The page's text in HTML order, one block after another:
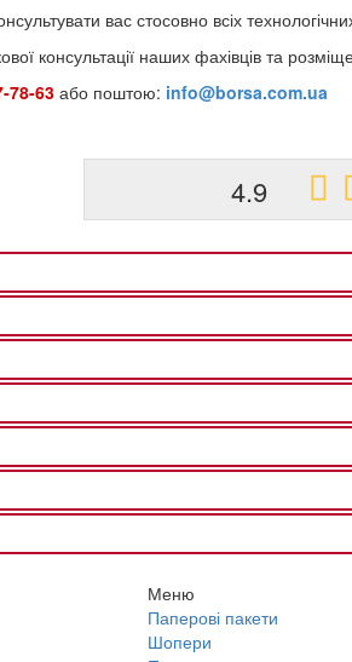
вас стосовно всіх
консультації наших фахівців та
78-63 або поштою: info@borsa.com.ua
4.9
Меню
Паперові пакети
Шопери